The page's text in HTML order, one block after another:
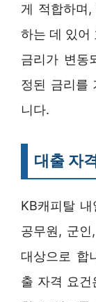
게 적합하며
하는 데 있어
금리가 변동
정된 금리를
니다.
대출 자
KB캐피탈
공무원, 군인
대상으로 합
출 자격 요건